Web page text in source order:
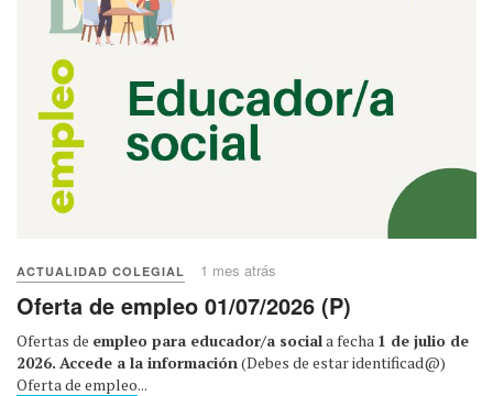
ACTUALIDAD COLEGIAL 1 mes atrás
Oferta de empleo 01/07/2026 (P)
Ofertas de empleo para educador/a sociala fecha 1 de julio de
2026. Accede a la información (Debes de estar identificad@)
Oferta de empleo...